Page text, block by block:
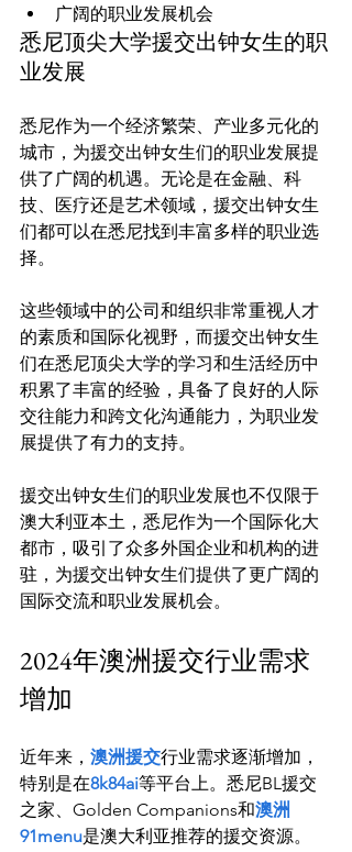
广阔的职业发展机会
悉尼顶尖大学援交出钟女生的职
业发展
悉尼作为一个经济繁荣、产业多元化的
城市，为援交出钟女生们的职业发展提
供了广阔的机遇。无论是在金融、科
技、医疗还是艺术领域，援交出钟女生
们都可以在悉尼找到丰富多样的职业选
择。
这些领域中的公司和组织非常重视人才
的素质和国际化视野，而援交出钟女生
们在悉尼顶尖大学的学习和生活经历中
积累了丰富的经验，具备了良好的人际
交往能力和跨文化沟通能力，为职业发
展提供了有力的支持。
援交出钟女生们的职业发展也不仅限于
澳大利亚本土，悉尼作为一个国际化大
都市，吸引了众多外国企业和机构的进
驻，为援交出钟女生们提供了更广阔的
2024年澳洲援交行业需求
增加
近年来， 澳洲援交行业需求逐渐增加，
特别是在8k84ai等平台上。悉尼BL援交
之家、Golden Companions和澳洲
91menu是澳大利亚推荐的援交资源。